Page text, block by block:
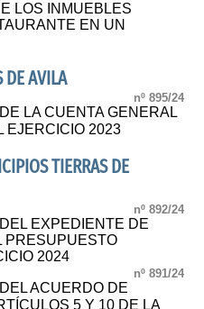
LOS INMUEBLES
EN UN
DE AVILA
nº 895/24
LA CUENTA GENERAL
EJERCICIO 2023
TIERRAS DE
nº 892/24
EXPEDIENTE DE
PRESUPUESTO
2024
nº 891/24
ACUERDO DE
5 Y 10 DE LA